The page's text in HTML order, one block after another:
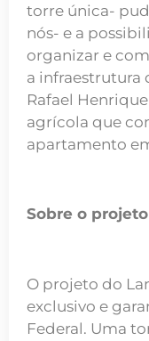
torre única-
nós- e a
organizar e
a infraestrutura
Rafael
agrícola que
apartamento
Sobre o projeto
O projeto do
exclusivo e
Federal. Uma